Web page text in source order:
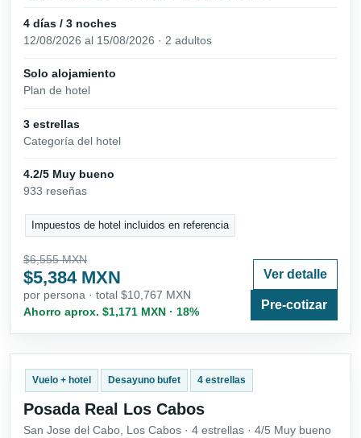
4 días / 3 noches
12/08/2026 al 15/08/2026 · 2 adultos
Solo alojamiento
Plan de hotel
3 estrellas
Categoría del hotel
4.2/5 Muy bueno
933 reseñas
Impuestos de hotel incluidos en referencia
$6,555 MXN
$5,384 MXN
por persona · total $10,767 MXN
Ahorro aprox. $1,171 MXN · 18%
Ver detalle
Pre-cotizar
Vuelo + hotel Desayuno bufet 4 estrellas
Posada Real Los Cabos
San Jose del Cabo, Los Cabos · 4 estrellas · 4/5 Muy bueno